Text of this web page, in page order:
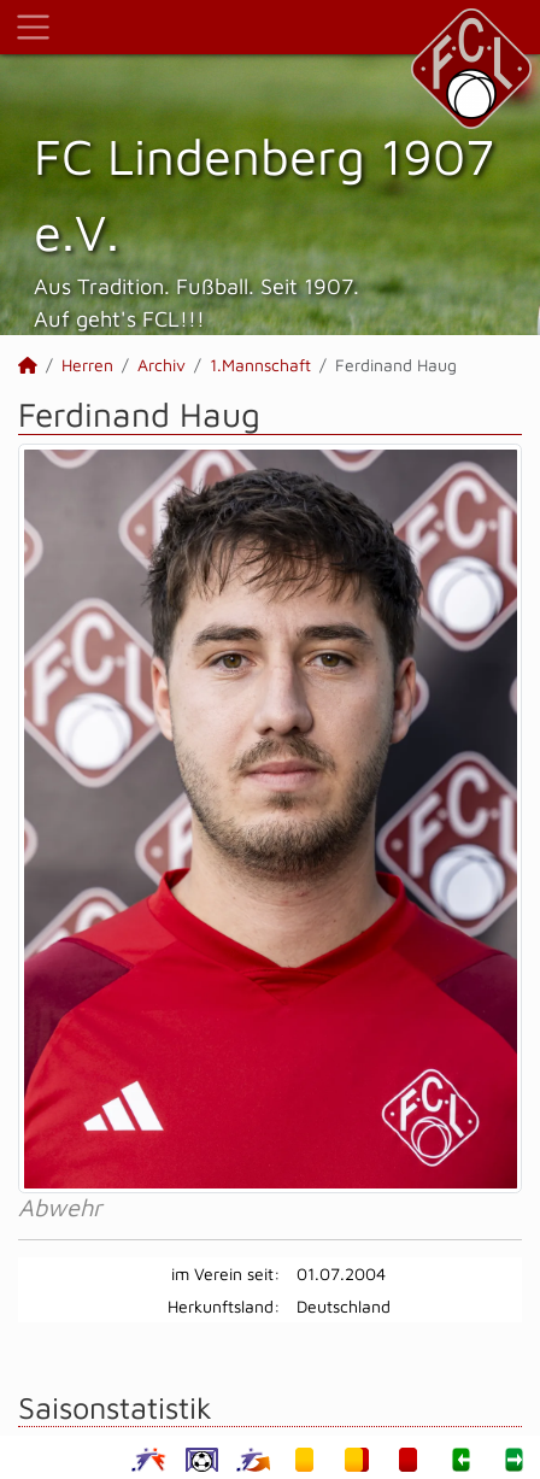
FC Lindenberg 1907
e.V.
Aus Tradition. Fußball. Seit 1907.
Auf geht's FCL!!!
Herren Archiv 1.Mannschaft Ferdinand Haug
Ferdinand Haug
Abwehr
im Verein seit:
01.07.2004
Herkunftsland:
Deutschland
Saisonstatistik